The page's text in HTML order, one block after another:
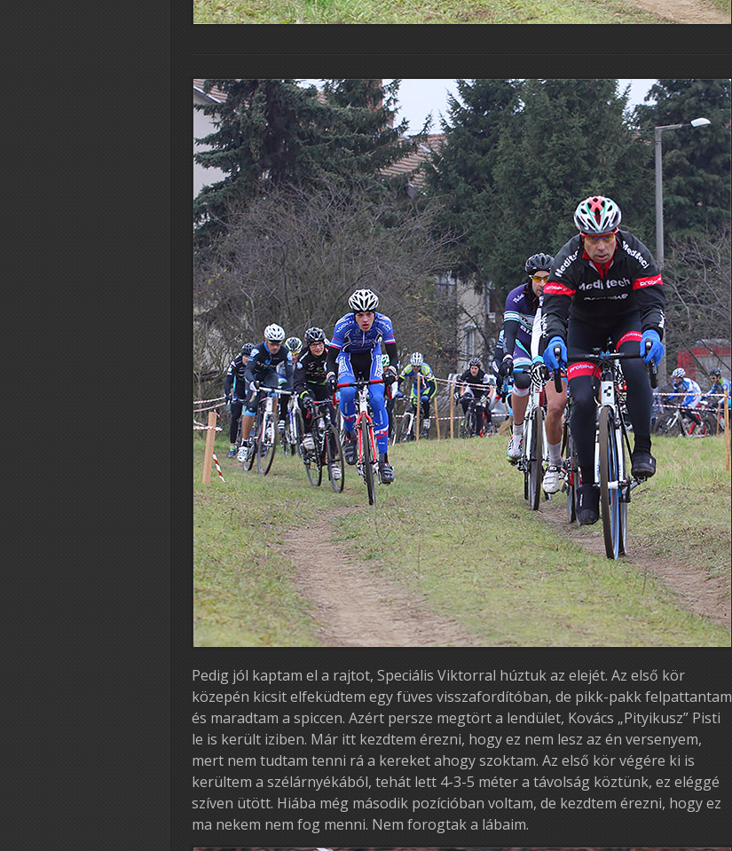
Pedig jól kaptam el a rajtot, Speciális Viktorral húztuk az elejét. Az első kör
közepén kicsit elfeküdtem egy füves visszafordítóban, de pikk-pakk felpattantam
és maradtam a spiccen. Azért persze megtört a lendület, Kovács „Pityikusz” Pisti
le is került iziben. Már itt kezdtem érezni, hogy ez nem lesz az én versenyem,
mert nem tudtam tenni rá a kereket ahogy szoktam. Az első kör végére ki is
kerültem a szélárnyékából, tehát lett 4-3-5 méter a távolság köztünk, ez eléggé
szíven ütött. Hiába még második pozícióban voltam, de kezdtem érezni, hogy ez
ma nekem nem fog menni. Nem forogtak a lábaim.